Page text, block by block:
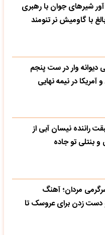
آور شیرهای جوان با رهبری
با گاومیش نر تنومند
دیوانه وار در ست پنجم
آمریکا در نیمه نهایی
راننده نیسان آبی از
و بنتلی تو جاده
مردان؛ آهنگ
دست زدن برای عروسک تا